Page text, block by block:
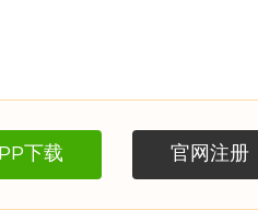
下载 官网注册